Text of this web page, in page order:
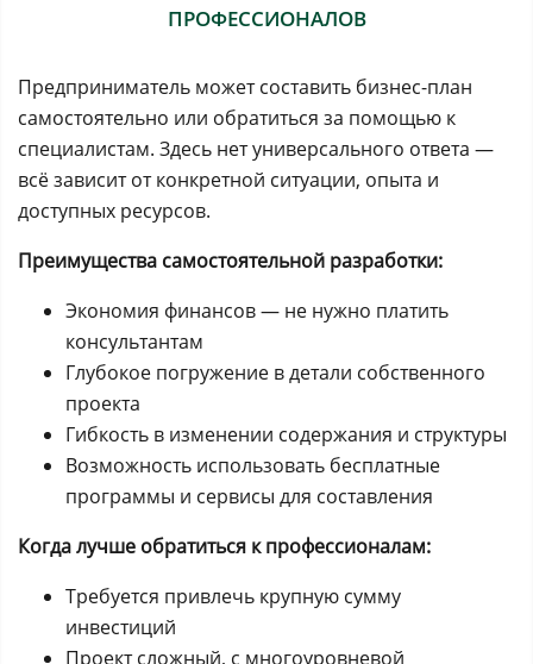
ПРОФЕССИОНАЛОВ
Предприниматель может составить бизнес-план
самостоятельно или обратиться за помощью к
специалистам. Здесь нет универсального ответа —
всё зависит от конкретной ситуации, опыта и
доступных ресурсов.
Преимущества самостоятельной разработки:
Экономия финансов — не нужно платить
консультантам
Глубокое погружение в детали собственного
проекта
Гибкость в изменении содержания и структуры
Возможность использовать бесплатные
программы и сервисы для составления
Когда лучше обратиться к профессионалам:
Требуется привлечь крупную сумму
инвестиций
Проект сложный, с многоуровневой